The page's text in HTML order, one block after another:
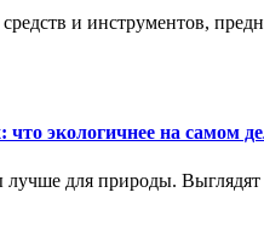
средств и инструментов,
экологичнее на самом
для природы. Выглядят